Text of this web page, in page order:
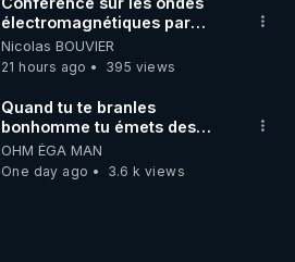
électromagnétiques par
Grégoire Caustru et Bart de
Wever !
Nicolas BOUVIER
21 hours ago
395 views
Quand tu te branles
bonhomme tu émets des
ondes ils ont juste omis de
t'expliquer
OHM ÉGA MAN
One day ago
3.6 k views